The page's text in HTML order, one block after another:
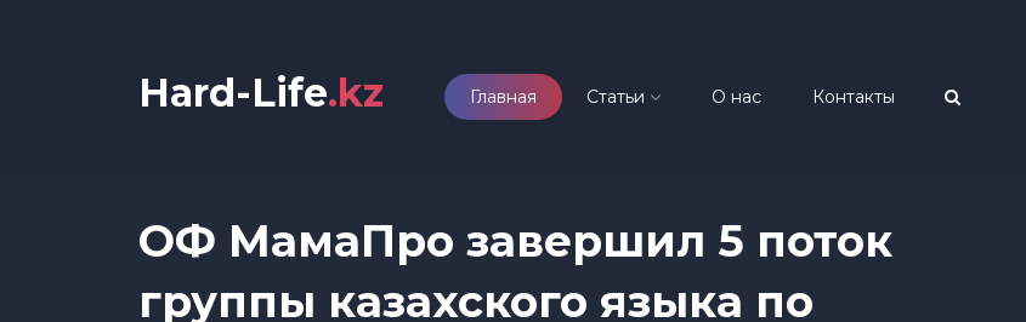
Hard-Life.kz Главная Статьи О нас Контакты
ОФ МамаПро завершил 5 поток
группы казахского языка по